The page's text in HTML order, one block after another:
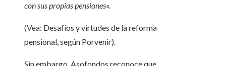
con sus propias pensiones«.
(Vea: Desafíos y virtudes de la reforma
pensional, según Porvenir).
Sin embargo, Asofondos reconoce que